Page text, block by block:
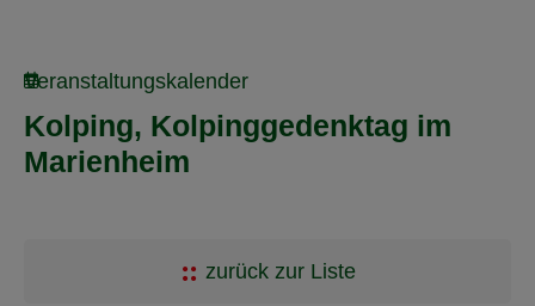
Veranstaltungskalender
Kolping, Kolpinggedenktag im
Marienheim
zurück zur Liste